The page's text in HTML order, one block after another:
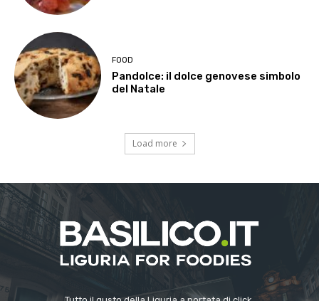
FOOD
Pandolce: il dolce genovese simbolo
del Natale
Load more